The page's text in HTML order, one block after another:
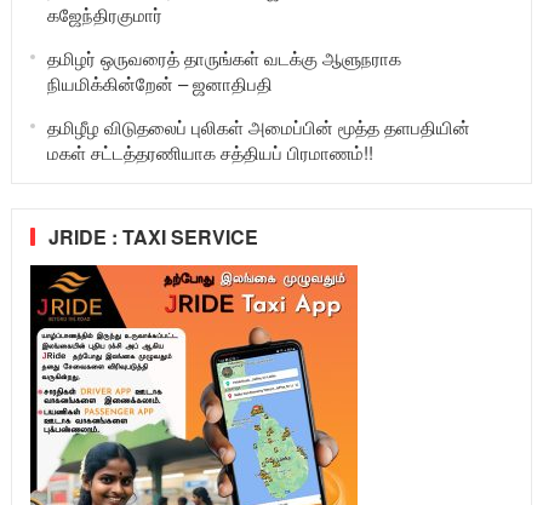
கஜேந்திரகுமார்
தமிழர் ஒருவரைத் தாருங்கள் வடக்கு ஆளுநராக
நியமிக்கின்றேன் – ஜனாதிபதி
தமிழீழ விடுதலைப் புலிகள் அமைப்பின் மூத்த தளபதியின்
மகள் சட்டத்தரணியாக சத்தியப் பிரமாணம்!!
JRIDE : TAXI SERVICE